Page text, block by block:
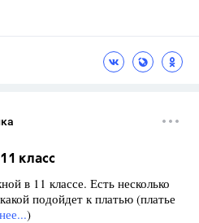
класс
в 11 классе. Есть несколько
подойдет к платью (платье
)